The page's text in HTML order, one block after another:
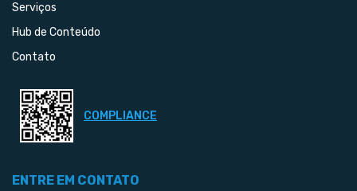
Serviços
Hub de Conteúdo
Contato
COMPLIANCE
ENTRE EM CONTATO